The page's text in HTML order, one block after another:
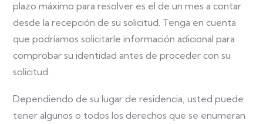
plazo máximo para resolver es el de un mes a contar
desde la recepción de su solicitud. Tenga en cuenta
que podríamos solicitarle información adicional para
comprobar su identidad antes de proceder con su
solicitud.
Dependiendo de su lugar de residencia, usted puede
tener algunos o todos los derechos que se enumeran